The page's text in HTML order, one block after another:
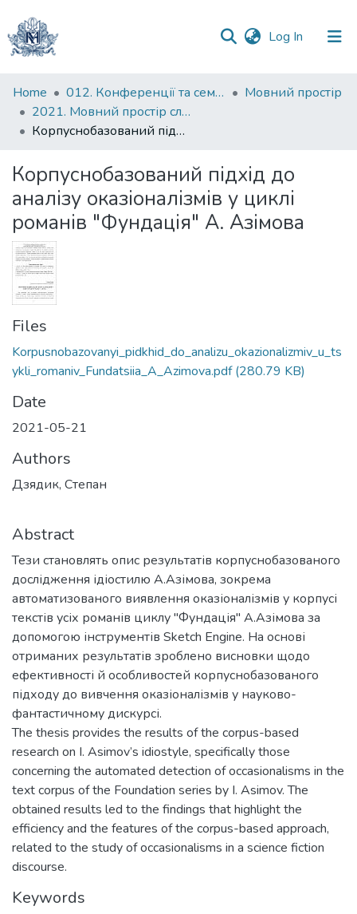
Log In (current)
Communities
&
Collections
Statistics
Home 012. Конференції та семінари НаУКМА
Мовний простір
2021. Мовний простір слов’янського світу (слов’яно-германські, слов’яно-романські, слов’яно-тюркські контакти): VІ Всеукраїнська науково-практична конференції студентів, аспірантів і молодих учених
Корпуснобазований підхід до аналізу оказіоналізмів у циклі романів "Фундація" А. Азімова
Корпуснобазований підхід до
аналізу оказіоналізмів у циклі
романів "Фундація" А. Азімова
Files
Korpusnobazovanyi_pidkhid_do_analizu_okazionalizmiv_u_ts
ykli_romaniv_Fundatsiia_A_Azimova.pdf(280.79 KB)
Date
2021-05-21
Authors
Дзядик, Степан
Abstract
Тези становлять опис результатів корпуснобазованого
дослідження ідіостилю А.Азімова, зокрема
автоматизованого виявлення оказіоналізмів у корпусі
текстів усіх романів циклу "Фундація" А.Азімова за
допомогою інструментів Sketch Engine. На основі
отриманих результатів зроблено висновки щодо
ефективності й особливостей корпуснобазованого
підходу до вивчення оказіоналізмів у науково-
фантастичному дискурсі.
The thesis provides the results of the corpus-based
research on I. Asimov’s idiostyle, specifically those
concerning the automated detection of occasionalisms in the
text corpus of the Foundation series by I. Asimov. The
obtained results led to the findings that highlight the
efficiency and the features of the corpus-based approach,
related to the study of occasionalisms in a science fiction
discourse.
Keywords